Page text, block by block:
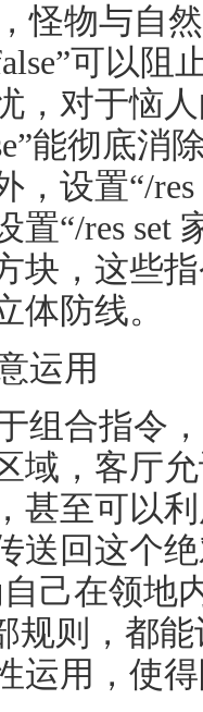
怪物与自
可以
，对于恼
能彻底消
，设置“/res
置“/res set
块，这些
体防线。
运用
组合指令
域，客厅
甚至可以
送回这个
自己在领地
规则，都
运用，使